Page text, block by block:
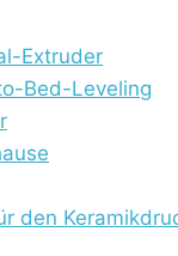
Extruder
Bed-Leveling
den